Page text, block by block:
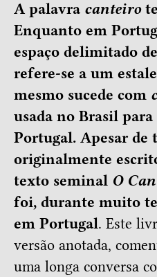
A palavra canteiro
Enquanto em
espaço delimitado
refere-se a um
mesmo sucede com
usada no Brasil
Portugal. Apesar de
originalmente
texto seminal O
foi, durante muito
em Portugal. Este
versão anotada,
uma longa conversa